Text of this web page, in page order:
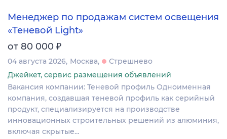
Менеджер по продажам систем освещения
«Теневой Light»
от 80 000 ₽
04 августа 2026 Москва
Стрешнево
Джейкет, сервис размещения объявлений
Вакансия компании: Теневой профиль Одноименная
компания, создавшая теневой профиль как серийный
продукт, специализируется на производстве
инновационных строительных решений из алюминия,
включая скрытые…